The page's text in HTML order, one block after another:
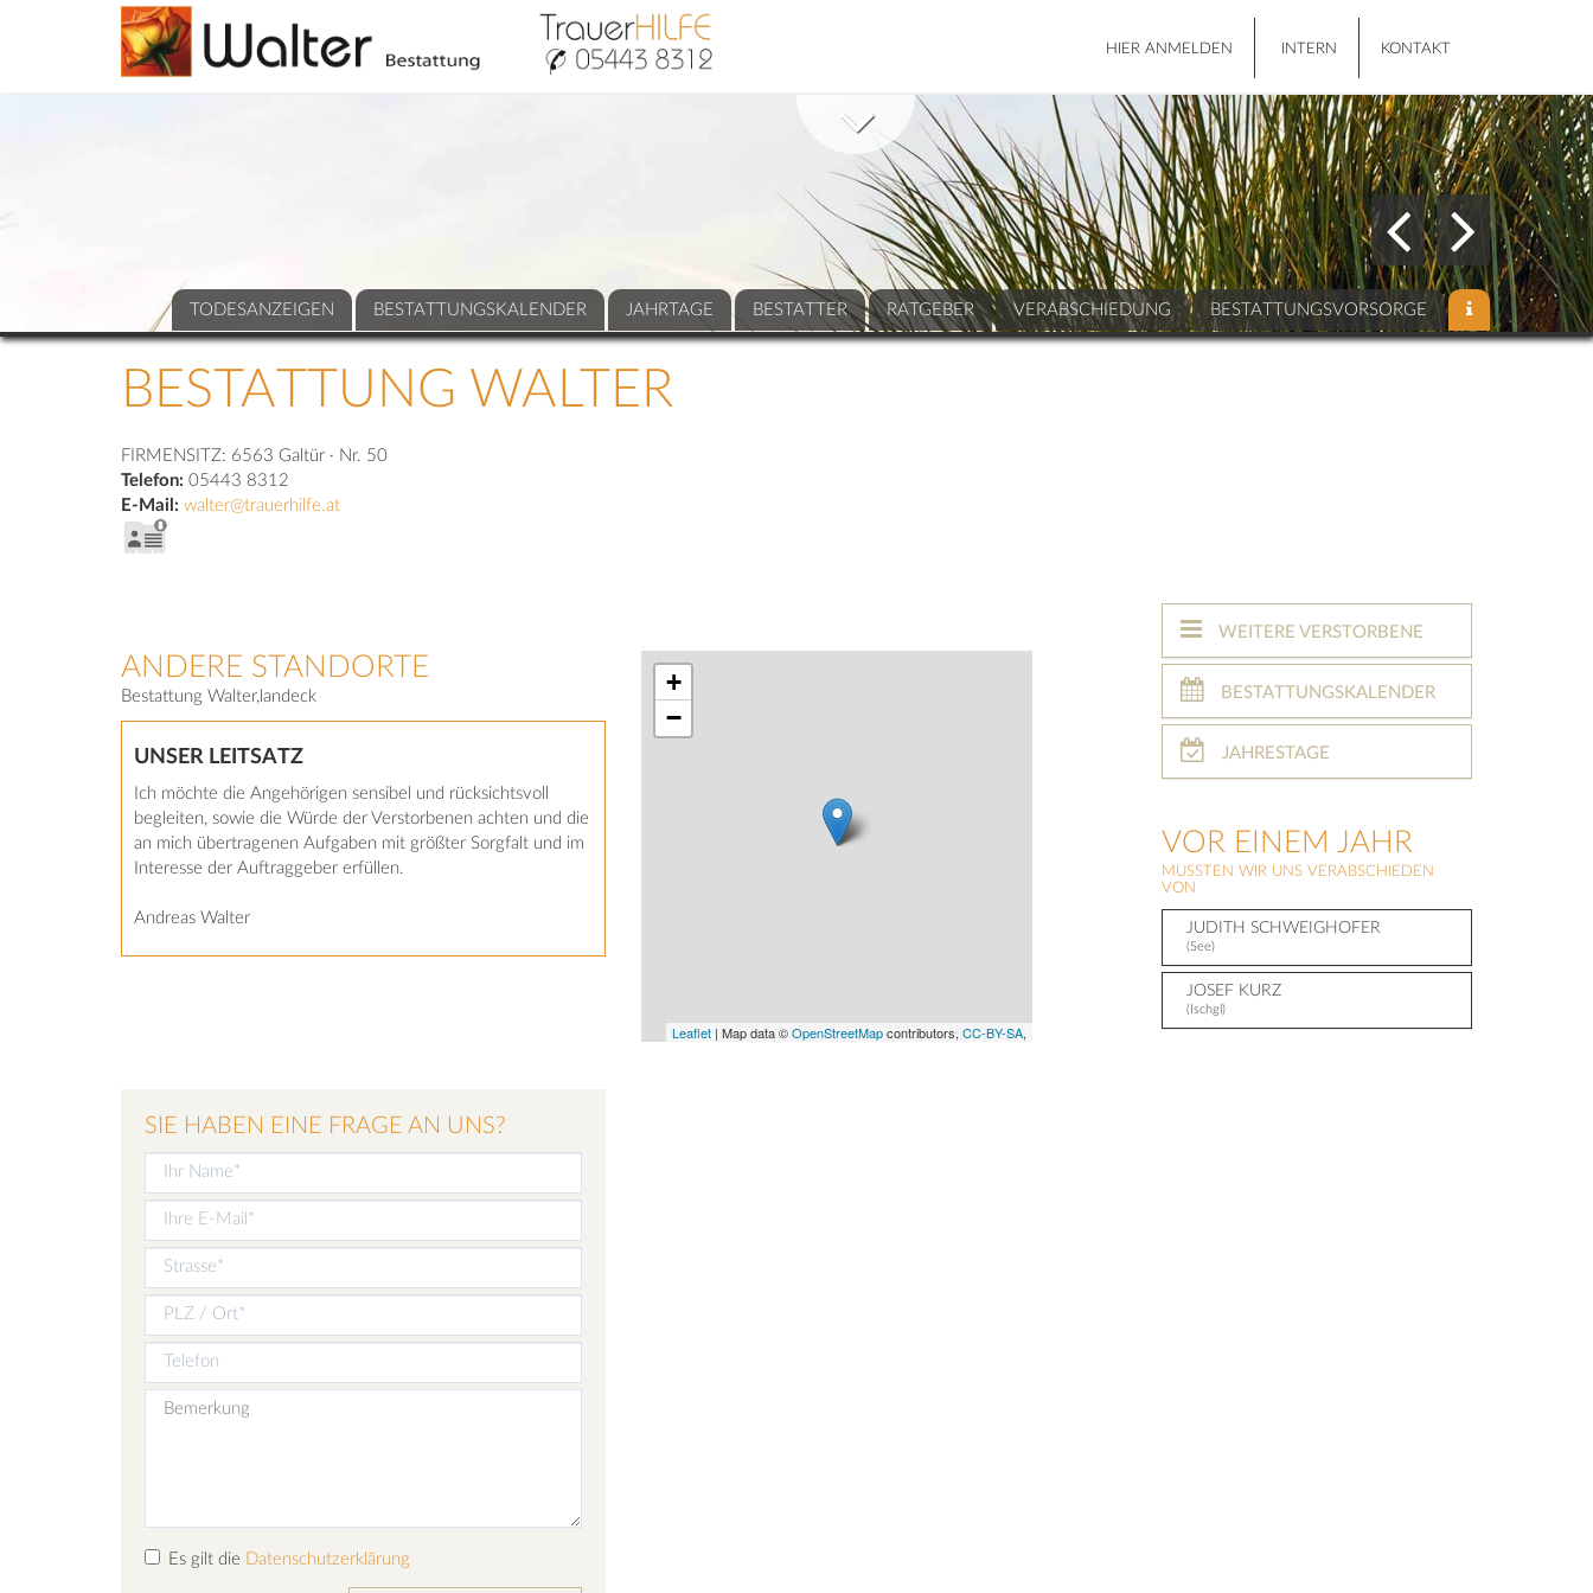
HIER ANMELDEN INTERN KONTAKT
TODESANZEIGEN BESTATTUNGSKALENDER JAHRTAGE BESTATTER RATGEBER VERABSCHIEDUNG BESTATTUNGSVORSORGE
BESTATTUNG WALTER
FIRMENSITZ: 6563 Galtür · Nr. 50
Telefon: 05443 8312
E-Mail: walter@trauerhilfe.at
ANDERE STANDORTE
Bestattung Walter,landeck
UNSER LEITSATZ
Ich möchte die Angehörigen sensibel und rücksichtsvoll
begleiten, sowie die Würde der Verstorbenen achten und die
an mich übertragenen Aufgaben mit größter Sorgfalt und im
Interesse der Auftraggeber erfüllen.
Andreas Walter
+
−
Leaflet| Map data ©OpenStreetMapcontributors, CC-BY-SA,
SIE HABEN EINE FRAGE AN UNS?
Es gilt die Datenschutzerklärung
WEITERE VERSTORBENE
BESTATTUNGSKALENDER
JAHRESTAGE
VOR EINEM JAHR
MUSSTEN WIR UNS VERABSCHIEDEN
VON
JUDITH SCHWEIGHOFER
(See)
JOSEF KURZ
(Ischgl)